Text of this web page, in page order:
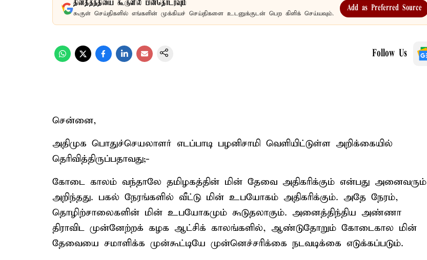
தினத்தந்தியை கூகுளில் பின்தொடரவும்
கூகுள் செய்திகளில் எங்களின் முக்கியச் செய்திகளை உடனுக்குடன் பெற கிளிக் செய்யவும்.
Add as Preferred Source
Follow Us
சென்னை,
அதிமுக பொதுச்செயலாளர் எடப்பாடி பழனிசாமி வெளியிட்டுள்ள அறிக்கையில்
தெரிவித்திருப்பதாவது;-
கோடை காலம் வந்தாலே தமிழகத்தின் மின் தேவை அதிகரிக்கும் என்பது அனைவரும்
அறிந்தது. பகல் நேரங்களில் வீட்டு மின் உபயோகம் அதிகரிக்கும். அதே நேரம்,
தொழிற்சாலைகளின் மின் உபயோகமும் கூடுதலாகும். அனைத்திந்திய அண்ணா
திராவிட முன்னேற்றக் கழக ஆட்சிக் காலங்களில், ஆண்டுதோறும் கோடைகால மின்
தேவையை சமாளிக்க முன்கூட்டியே முன்னெச்சரிக்கை நடவடிக்கை எடுக்கப்படும்.